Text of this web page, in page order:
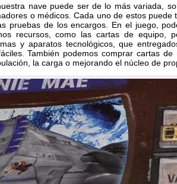
nave puede ser de lo más variada,
o médicos. Cada uno de estos
pruebas de los encargos. En el juego,
recursos, como las cartas de equipo,
y aparatos tecnológicos, que
También podemos comprar cartas
la carga o mejorando el núcleo de